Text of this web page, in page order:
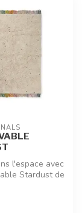
l'espace avec
Stardust de